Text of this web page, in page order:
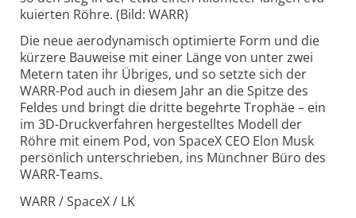
kui­erten Röhre. (Bild: WARR)
Die neue aero­dynamisch opti­mierte Form und die
kürzere Bau­weise mit einer Länge von unter zwei
Metern taten ihr Übriges, und so setzte sich der
WARR-Pod auch in diesem Jahr an die Spitze des
Feldes und bringt die dritte begehrte Trophäe – ein
im 3D-Druck­ver­fah­ren her­gestell­tes Modell der
Röhre mit einem Pod, von SpaceX CEO Elon Musk
persönlich unter­schrieben, ins Münchner Büro des
WARR-Teams.
WARR / SpaceX / LK